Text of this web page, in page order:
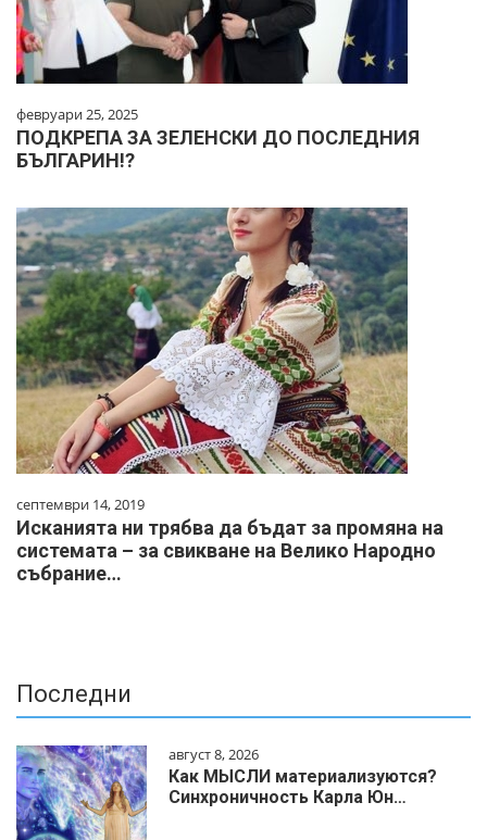
февруари 25, 2025
ПОДКРЕПА ЗА ЗЕЛЕНСКИ ДО ПОСЛЕДНИЯ
БЪЛГАРИН!?
септември 14, 2019
Исканията ни трябва да бъдат за промяна на
системата – за свикване на Велико Народно
събрание…
Последни
август 8, 2026
Как МЫСЛИ материализуются?
Синхроничность Карла Юн…